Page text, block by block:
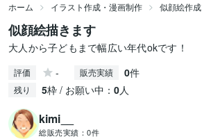
ホーム イラスト作成・漫画制作 似顔絵作成
似顔絵描きます
大人から子どもまで幅広い年代okです！
評価 - 販売実績 0件
残り 5枠 / お願い中： 0人
kimi__
総販売実績： 0件